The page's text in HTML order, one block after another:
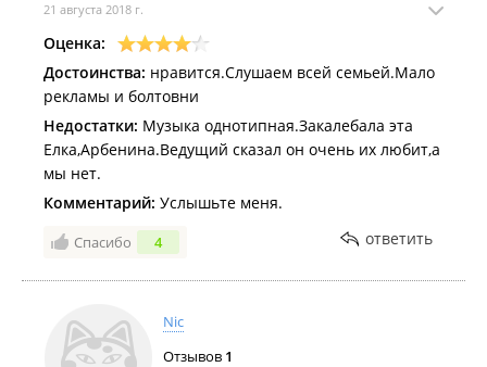
21 августа 2018 г.
Оценка:
Достоинства: нравится.Слушаем всей семьей.Мало
рекламы и болтовни
Недостатки: Музыка однотипная.Закалебала эта
Елка,Арбенина.Ведущий сказал он очень их любит,а
мы нет.
Комментарий: Услышьте меня.
Спасибо 4 ответить
Nic
Отзывов 1